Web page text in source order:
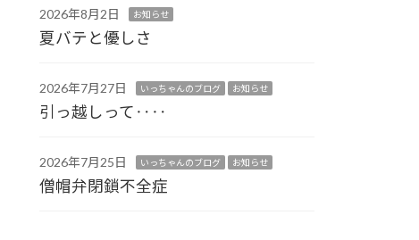
2026年8月2日 お知らせ
夏バテと優しさ
2026年7月27日 いっちゃんのブログ お知らせ
引っ越しって‥‥
2026年7月25日 いっちゃんのブログ お知らせ
僧帽弁閉鎖不全症